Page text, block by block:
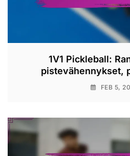
1V1 Pickleball:
pistevähennykset,
FEB 5,